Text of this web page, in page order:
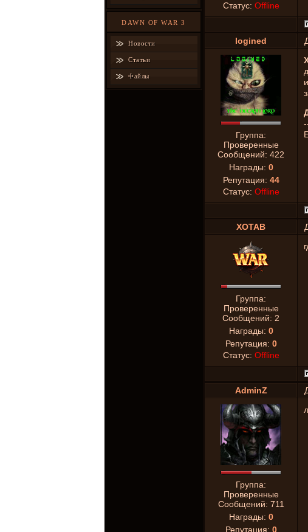
DAWN OF WAR 3
Новости
Статьи
Файлы
Статус: Offline
logined
Группа:
Проверенные
Сообщений: 422
Награды: 0
Репутация: 44
Статус: Offline
XOTAB
Группа:
Проверенные
Сообщений: 2
Награды: 0
Репутация: 0
Статус: Offline
AdminZ
Группа:
Проверенные
Сообщений: 711
Награды: 0
Репутация: 0